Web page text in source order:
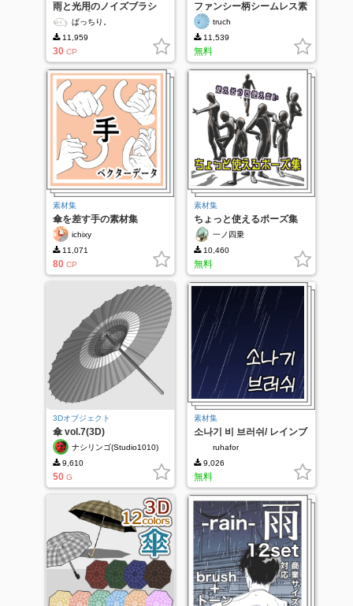
雨と光用のノイズブラシ
【9種類】ぱっちり。
11,959
30 CP
ファンシー柄シームレス素
材
truch
11,539
無料
素材集
傘を差す手の素材集
ichixy
11,071
80 CP
素材集
ちょっと使えるポーズ集
vol.6 一ノ四乗
10,460
無料
3Dオブジェクト
傘 vol.7(3D)
ナシリンゴ(Studio1010)
9,610
50 G
素材集
소나기 비 브러쉬/ レインブ
ruhafor
9,026
無料